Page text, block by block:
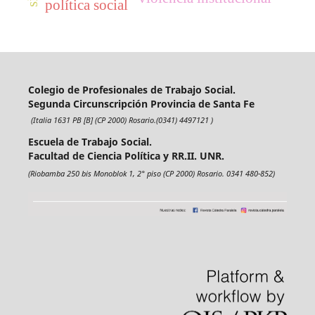
política social
Colegio de Profesionales de Trabajo Social.
Segunda Circunscripción Provincia de Santa Fe
(Italia 1631 PB [B] (CP 2000) Rosario.(0341) 4497121 )
Escuela de Trabajo Social.
Facultad de Ciencia Política y RR.II. UNR.
(Riobamba 250 bis Monoblok 1, 2° piso (CP 2000) Rosario. 0341 480-852)